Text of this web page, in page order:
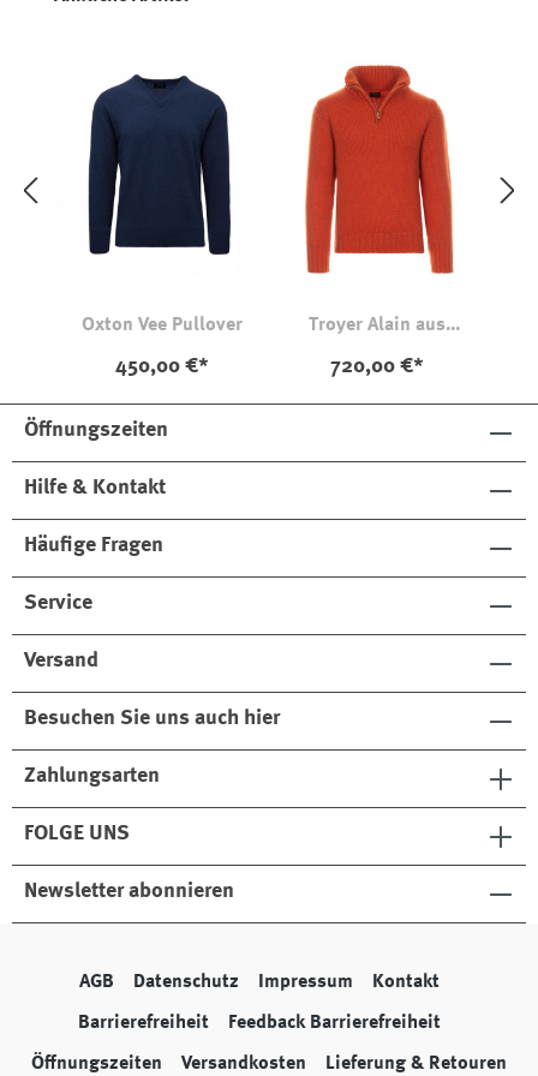
Oxton Vee Pullover
450,00 €*
Troyer Alain aus
720,00 €*
Öffnungszeiten
Hilfe & Kontakt
Häufige Fragen
Service
Versand
Besuchen Sie uns auch hier
Zahlungsarten
FOLGE UNS
Newsletter abonnieren
AGB Datenschutz Impressum Kontakt
Barrierefreiheit Feedback Barrierefreiheit
Öffnungszeiten Versandkosten Lieferung & Retouren